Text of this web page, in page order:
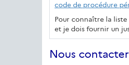
code de procédure
Pour connaître la liste
et je dois fournir un
Nous contacter